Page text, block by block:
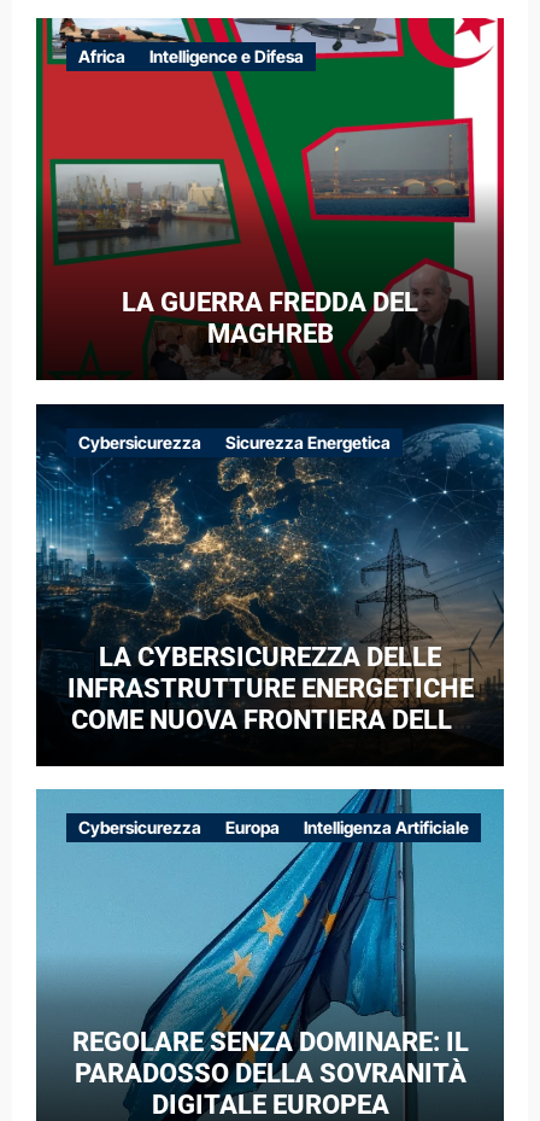
Africa Intelligence e Difesa
LA GUERRA FREDDA DEL
MAGHREB
Cybersicurezza Sicurezza Energetica
LA CYBERSICUREZZA DELLE
INFRASTRUTTURE ENERGETICHE
COME NUOVA FRONTIERA DELLA
CASO DELLE RETI ELETTRICHE
EUROPEE NEL CONTESTO DELLA
GUERRA IBRIDA
Cybersicurezza Europa Intelligenza Artificiale
REGOLARE SENZA DOMINARE: IL
PARADOSSO DELLA SOVRANITÀ
DIGITALE EUROPEA